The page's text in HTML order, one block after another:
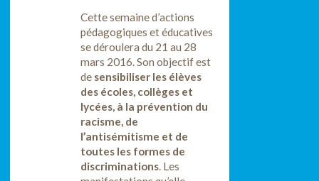
Cette semaine d’actions
pédagogiques et éducatives
se déroulera du 21 au 28
mars 2016. Son objectif est
de sensibiliser les élèves
des écoles, collèges et
lycées, à la prévention du
racisme, de
l’antisémitisme et de
toutes les formes de
discriminations. Les